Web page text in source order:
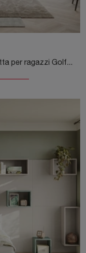
Clicca e scopri di più sulla cameretta per ragazzi Golf Y123! Le Camerette componibili Colombini Casa ti aspettano.